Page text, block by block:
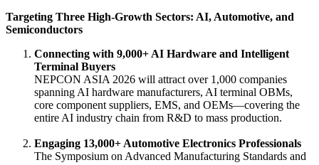
Targeting Three High-Growth Sectors: AI, Automotive, and
Semiconductors
Connecting with 9,000+ AI Hardware and Intelligent
Terminal Buyers
NEPCON ASIA 2026 will attract over 1,000 companies
spanning AI hardware manufacturers, AI terminal OBMs,
core component suppliers, EMS, and OEMs—covering the
entire AI industry chain from R&D to mass production.
Engaging 13,000+ Automotive Electronics Professionals
The Symposium on Advanced Manufacturing Standards and